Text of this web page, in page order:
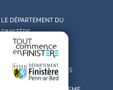
LE DÉPARTEMENT DU
FINISTÈRE
VENIR EN FINISTÈRE
CARTES ET BROCHURES